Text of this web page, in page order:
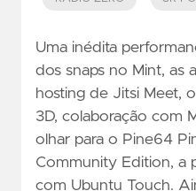
Uma inédita
dos snaps no Mint, as
hosting de Jitsi Meet,
3D, colaboração com
olhar para o Pine64
Community Edition, a
com Ubuntu Touch.